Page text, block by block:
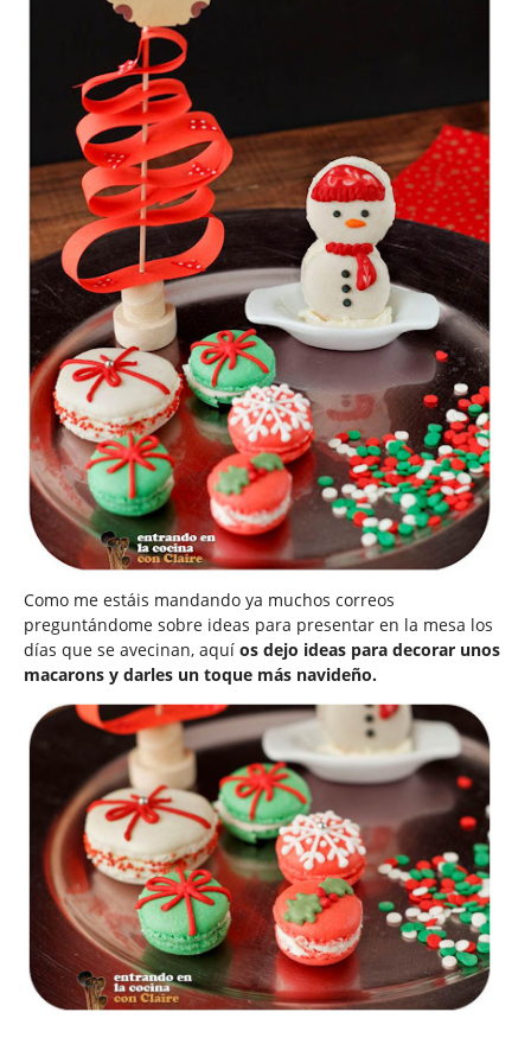
Como me estáis mandando ya muchos correos
preguntándome sobre ideas para presentar en la mesa los
días que se avecinan, aquí os dejo ideas para decorar unos
macarons y darles un toque más navideño.